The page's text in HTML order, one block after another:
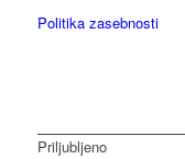
Politika zasebnosti
Priljubljeno